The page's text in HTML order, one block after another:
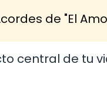
de "El
central de tu